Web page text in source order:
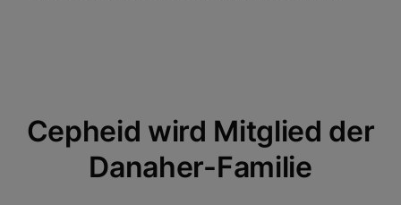
Cepheid wird Mitglied der
Danaher-Familie